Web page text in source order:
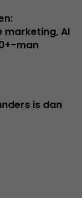
AI
man
is dan